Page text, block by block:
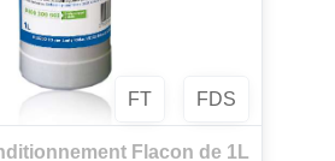
FT FDS
Flacon de 1L